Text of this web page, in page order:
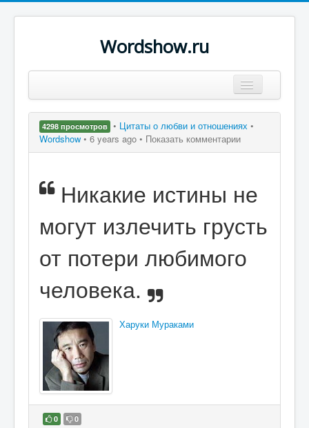
Wordshow.ru
Популярные цитаты
Поиск
4298 просмотров • Цитаты о любви и отношениях •
Wordshow • 6 years ago • Показать комментарии
Никакие истины не
могут излечить грусть
от потери любимого
человека.
Харуки Мураками
0 0